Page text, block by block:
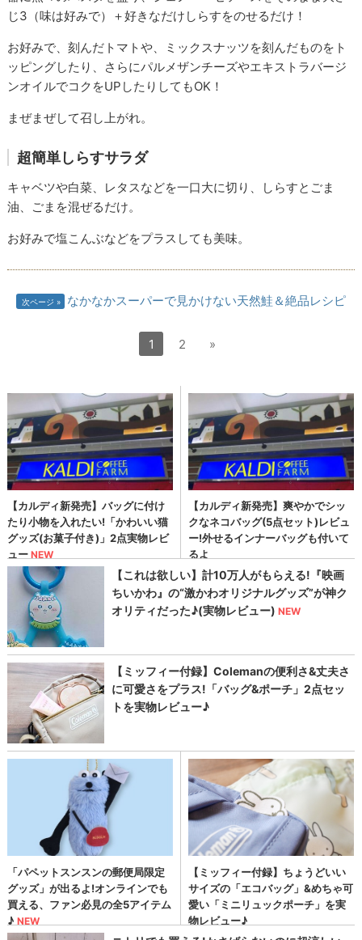
じ3（味は好みで）＋好きなだけしらすをのせるだけ！
お好みで、刻んだトマトや、ミックスナッツを刻んだものをト
ッピングしたり、さらにパルメザンチーズやエキストラバージ
ンオイルでコクをUPしたりしてもOK！
まぜまぜして召し上がれ。
超簡単しらすサラダ
キャベツや白菜、レタスなどを一口大に切り、しらすとごま
油、ごまを混ぜるだけ。
お好みで塩こんぶなどをプラスしても美味。
次ページ なかなかスーパーで見かけない天然鮭＆絶品レシピ
1 2 »